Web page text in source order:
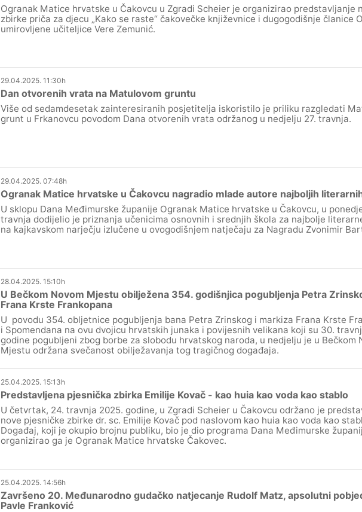
Ogranak Matice hrvatske u Čakovcu u Zgradi Scheier je organizirao predstavljanje
zbirke priča za djecu „Kako se raste“ čakovečke književnice i dugogodišnje članice
umirovljene učiteljice Vere Zemunić.
29.04.2025. 11:30h
Dan otvorenih vrata na Matulovom gruntu
Više od sedamdesetak zainteresiranih posjetitelja iskoristilo je priliku razgledati
grunt u Frkanovcu povodom Dana otvorenih vrata održanog u nedjelju 27. travnja.
29.04.2025. 07:48h
Ogranak Matice hrvatske u Čakovcu nagradio mlade autore najboljih
U sklopu Dana Međimurske županije Ogranak Matice hrvatske u Čakovcu, u
travnja dodijelio je priznanja učenicima osnovnih i srednjih škola za najbolje
na kajkavskom narječju izlučene u ovogodišnjem natječaju za Nagradu Zvonimir
28.04.2025. 15:10h
U Bečkom Novom Mjestu obilježena 354. godišnjica pogubljenja Petra
Frana Krste Frankopana
U povodu 354. obljetnice pogubljenja bana Petra Zrinskog i markiza Frana Krste
i Spomendana na ovu dvojicu hrvatskih junaka i povijesnih velikana koji su 30.
godine pogubljeni zbog borbe za slobodu hrvatskog naroda, u nedjelju je u Bečkom
Mjestu održana svečanost obilježavanja tog tragičnog događaja.
25.04.2025. 15:13h
Predstavljena pjesnička zbirka Emilije Kovač - kao huia kao voda kao stablo
U četvrtak, 24. travnja 2025. godine, u Zgradi Scheier u Čakovcu održano je
nove pjesničke zbirke dr. sc. Emilije Kovač pod naslovom kao huia kao voda kao
Događaj, koji je okupio brojnu publiku, bio je dio programa Dana Međimurske
organizirao ga je Ogranak Matice hrvatske Čakovec.
25.04.2025. 14:56h
Završeno 20. Međunarodno gudačko natjecanje Rudolf Matz, apsolutni
Pavle Franković